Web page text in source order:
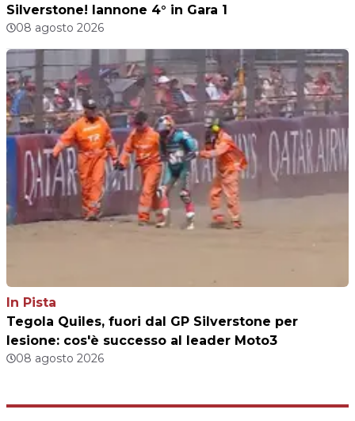
Silverstone! Iannone 4° in Gara 1
08 agosto 2026
In Pista
Tegola Quiles, fuori dal GP Silverstone per
lesione: cos'è successo al leader Moto3
08 agosto 2026